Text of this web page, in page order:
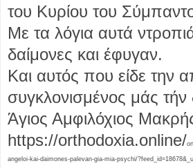
του Κυρίου του
Με τα λόγια αυτά
δαίμονες και έφυγαν.
Και αυτός που είδε την
συγκλονισμένος μάς τήν
Άγιος Αμφιλόχιος
https://orthodoxia.online/
angeloi-kai-daimones-palevan-gia-mia-psychi/